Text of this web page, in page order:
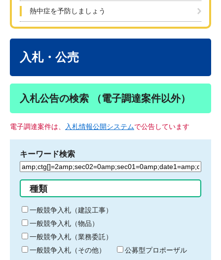
熱中症を予防しましょう
入札・公売
入札公告の検索 （電子調達案件以外）
電子調達案件は、 入札情報公開システムで公告しています
キーワード検索
検
る
キ
ー
ワ
ー
ド
種類
一般競争入札（建設工事）
一般競争入札（物品）
一般競争入札（業務委託）
一般競争入札（その他）
公募型プロポーザル